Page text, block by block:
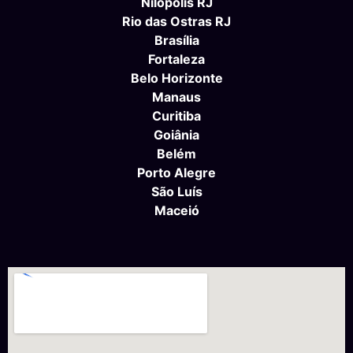
Rio das Ostras RJ
Brasília
Fortaleza
Belo Horizonte
Manaus
Curitiba
Goiânia
Belém
Porto Alegre
São Luís
Maceió